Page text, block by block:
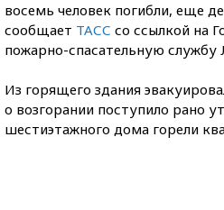
восемь человек погибли, еще
сообщает ТАСС со ссылкой на
пожарно-спасательную службу
Из горящего здания
о возгорании поступило рано
шестиэтажного дома горели